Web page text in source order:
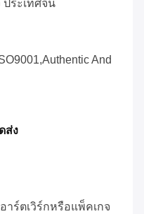
ประเทศจีน
And
ส่ง
าร์ตเวิร์กหรือแพ็คเกจ